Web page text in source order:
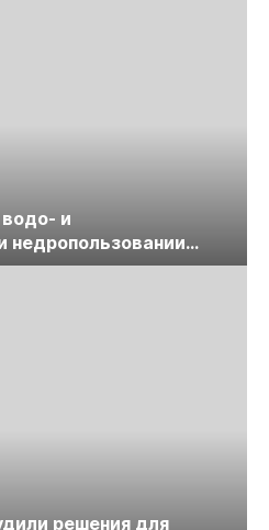
и
недропользовании
«ПравоТЭК»
решения для